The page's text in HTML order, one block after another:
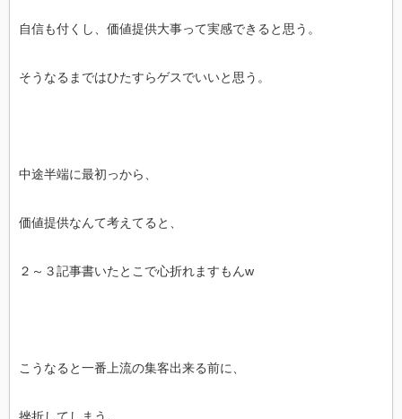
自信も付くし、価値提供大事って実感できると思う。
そうなるまではひたすらゲスでいいと思う。
中途半端に最初っから、
価値提供なんて考えてると、
２～３記事書いたとこで心折れますもんw
こうなると一番上流の集客出来る前に、
挫折してしまう。